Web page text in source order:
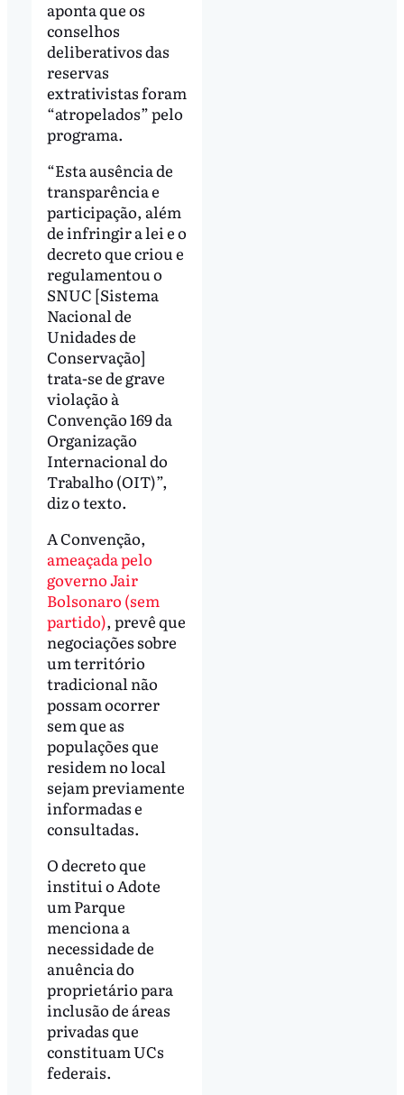
aponta que os
conselhos
deliberativos das
reservas
extrativistas foram
“atropelados” pelo
programa.
“Esta ausência de
transparência e
participação, além
de infringir a lei e o
decreto que criou e
regulamentou o
SNUC [Sistema
Nacional de
Unidades de
Conservação]
trata-se de grave
violação à
Convenção 169 da
Organização
Internacional do
Trabalho (OIT)”,
diz o texto.
A Convenção,
ameaçada pelo
governo Jair
Bolsonaro (sem
partido), prevê que
negociações sobre
um território
tradicional não
possam ocorrer
sem que as
populações que
residem no local
sejam previamente
informadas e
consultadas.
O decreto que
institui o Adote
um Parque
menciona a
necessidade de
anuência do
proprietário para
inclusão de áreas
privadas que
constituam UCs
federais.